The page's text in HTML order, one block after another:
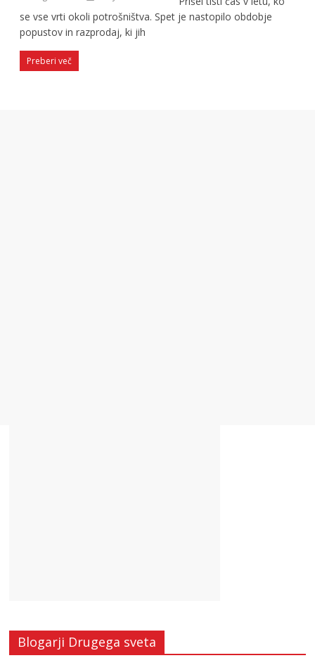
se vse vrti okoli potrošništva. Spet je nastopilo obdobje
popustov in razprodaj, ki jih
Preberi več
Blogarji Drugega sveta